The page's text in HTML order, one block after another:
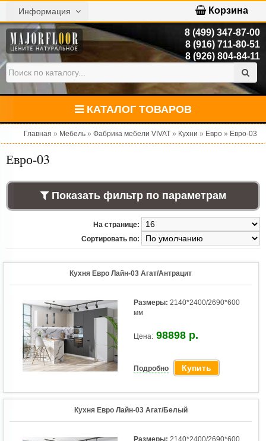
Информация Корзина
8 (499) 347-87-00
8 (916) 711-80-51
8 (926) 804-84-11
КАТАЛОГ ТОВАРОВ
Главная » Мебель » Фабрика мебели VIVAT » Кухни » Евро » Евро-03
Евро-03
Показать фильтр по параметрам
На странице:
Сортировать по:
Кухня Евро Лайн-03 Агат/Антрацит
Размеры: 2140*2400/2690*600
мм
Цена: 98898 р.
Подробно Купить
Кухня Евро Лайн-03 Агат/Белый
Размеры: 2140*2400/2690*600